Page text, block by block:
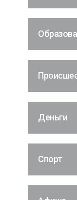
Деньги
Спорт